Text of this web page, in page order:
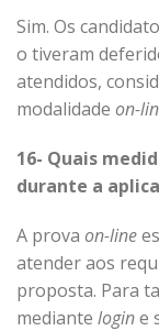
Sim. Os
o tiveram
atendidos,
modalidade on-
16- Quais
durante a
A prova on-line
atender aos
proposta. Para
mediante logine